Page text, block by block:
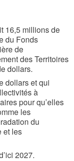
16,5 millions de
du Fonds
de
des Territoires
dollars.
dollars et qui
à
pour qu’elles
les
du
et les
2027.